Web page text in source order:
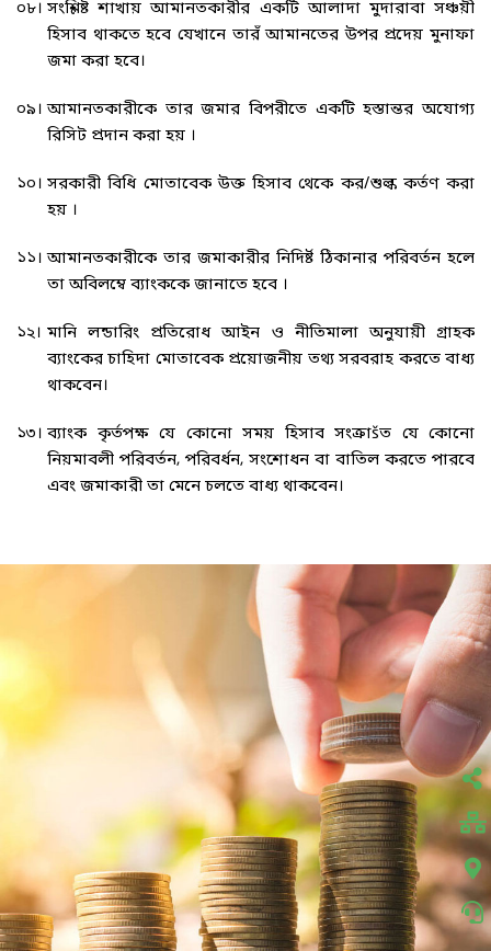
০৮। সংশ্লিষ্ট শাখায় আমানতকারীর একটি আলাদা মুদারাবা সঞ্চয়ী
হিসাব থাকতে হবে যেখানে তারঁ আমানতের উপর প্রদেয় মুনাফা
জমা করা হবে।
০৯। আমানতকারীকে তার জমার বিপরীতে একটি হস্তান্তর অযোগ্য
রিসিট প্রদান করা হয় ।
১০। সরকারী বিধি মোতাবেক উক্ত হিসাব থেকে কর/শুল্ক কর্তণ করা
হয় ।
১১। আমানতকারীকে তার জমাকারীর নিদির্ষ্ট ঠিকানার পরিবর্তন হলে
তা অবিলম্বে ব্যাংককে জানাতে হবে ।
১২। মানি লন্ডারিং প্রতিরোধ আইন ও নীতিমালা অনুযায়ী গ্রাহক
ব্যাংকের চাহিদা মোতাবেক প্রয়োজনীয় তথ্য সরবরাহ করতে বাধ্য
থাকবেন।
১৩। ব্যাংক কৃর্তপক্ষ যে কোনো সময় হিসাব সংক্রাšত যে কোনো
নিয়মাবলী পরিবর্তন, পরিবর্ধন, সংশোধন বা বাতিল করতে পারবে
এবং জমাকারী তা মেনে চলতে বাধ্য থাকবেন।